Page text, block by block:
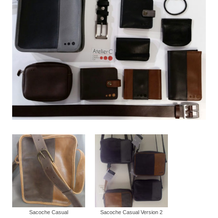
Pour acheter
Sacoche Casual Sacoche Casual Version 2